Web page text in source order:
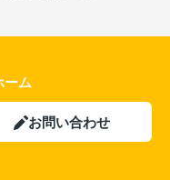
ーム
お問い合わせ